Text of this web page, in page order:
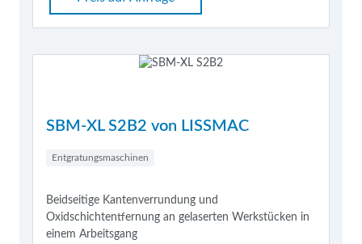
SBM-XL S2B2 von LISSMAC
Entgratungsmaschinen
Beidseitige Kantenverrundung und
Oxidschichtentfernung an gelaserten Werkstücken in
einem Arbeitsgang